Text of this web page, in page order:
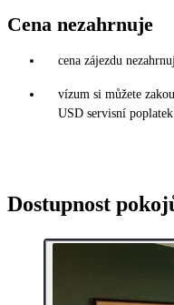
Cena nezahrnuje
cena zájezdu
vízum si můžete
USD servisní
Dostupnost